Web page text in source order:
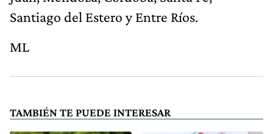
Santiago del Estero y Entre Ríos.
ML
TAMBIÉN TE PUEDE INTERESAR